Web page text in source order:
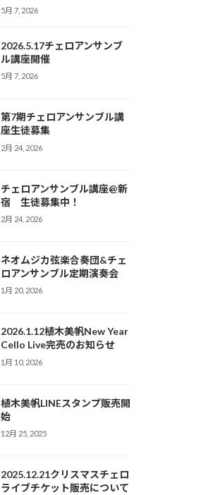
5月 7, 2026
2026.5.17チェロアンサンブ
ル講座開催
5月 7, 2026
第7期チェロアンサンブル講
座生徒募集
2月 24, 2026
チェロアンサンブル講座@新
宿 生徒募集中！
2月 24, 2026
ネオムジカ弦楽合奏団&チェ
ロアンサンブル定期演奏会
1月 20, 2026
2026.1.12植木美帆New Year
Cello Live完売のお知らせ
1月 10, 2026
植木美帆LINEスタンプ販売開
始
12月 25, 2025
2025.12.21クリスマスチェロ
ライブチケット販売について